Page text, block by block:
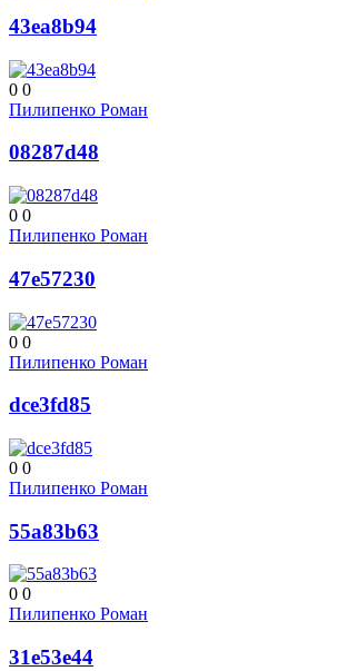
43ea8b94
0 0
Пилипенко Роман
08287d48
0 0
Пилипенко Роман
47e57230
0 0
Пилипенко Роман
dce3fd85
0 0
Пилипенко Роман
55a83b63
0 0
Пилипенко Роман
31e53e44